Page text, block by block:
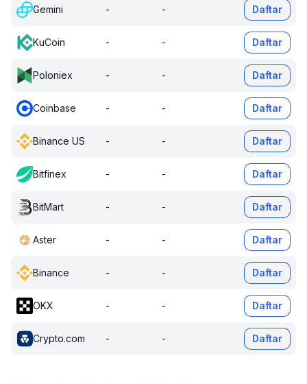
Gemini - - Daftar
KuCoin - - Daftar
Poloniex - - Daftar
Coinbase - - Daftar
Binance US - - Daftar
Bitfinex - - Daftar
BitMart - - Daftar
Aster - - Daftar
Binance - - Daftar
OKX - - Daftar
Crypto.com - - Daftar